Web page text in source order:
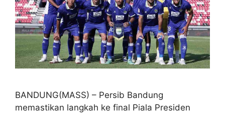
BANDUNG(MASS) – Persib Bandung
memastikan langkah ke final Piala Presiden